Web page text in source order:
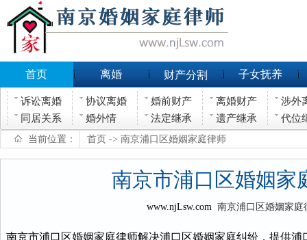
首页 离婚 财产分割 子女抚养
诉讼离婚 协议离婚 婚前财产 离婚财产
涉外
同居关系
婚外情 法定继承 遗产继承 代位
当前位置： 首页 -> 南京浦口区婚姻家庭律师
南京市浦口区婚姻家
www.njLsw.com南京浦口区婚姻家庭
南京市浦口区婚姻家庭律师解决浦口区婚姻家庭纠纷，提供